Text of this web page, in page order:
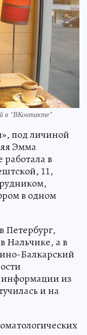
в "ВКонтакте"
под личиной
Эмма
в
11,
в одном
Петербург,
Нальчике, а в
Балкарский
информации из
и на